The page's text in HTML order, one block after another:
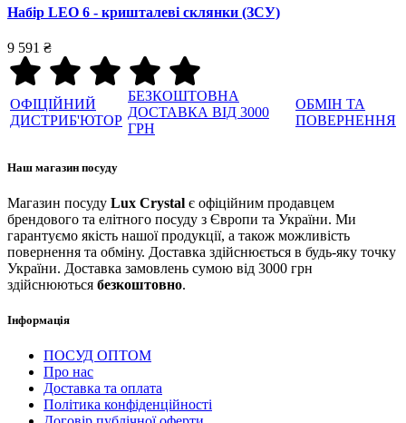
Набір LEO 6 - кришталеві склянки (ЗСУ)
9 591 ₴
ОФІЦІЙНИЙ
ДИСТРИБ'ЮТОР
БЕЗКОШТОВНА
ДОСТАВКА ВІД 3000
ГРН
ОБМІН ТА
ПОВЕРНЕННЯ
Наш магазин посуду
Магазин посуду Lux Crystal є офіційним продавцем
брендового та елітного посуду з Європи та України. Ми
гарантуємо якість нашої продукції, а також можливість
повернення та обміну. Доставка здійснюється в будь-яку точку
України. Доставка замовлень сумою від 3000 грн
здійснюються безкоштовно.
Інформація
ПОСУД ОПТОМ
Про нас
Доставка та оплата
Політика конфіденційності